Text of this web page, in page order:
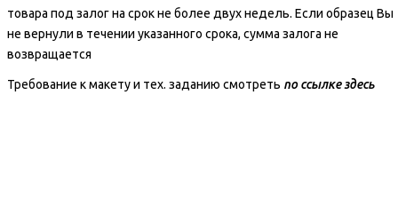
товара под залог на срок не более двух недель. Если образец Вы
не вернули в течении указанного срока, сумма залога не
возвращается
Требование к макету и тех. заданию смотреть по ссылкездесь